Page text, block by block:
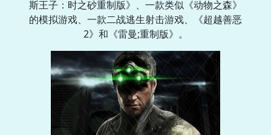
斯王子：时之砂重制版》、一款类似《动物之森》
的模拟游戏、一款二战逃生射击游戏、《超越善恶
2》和《雷曼;重制版》。